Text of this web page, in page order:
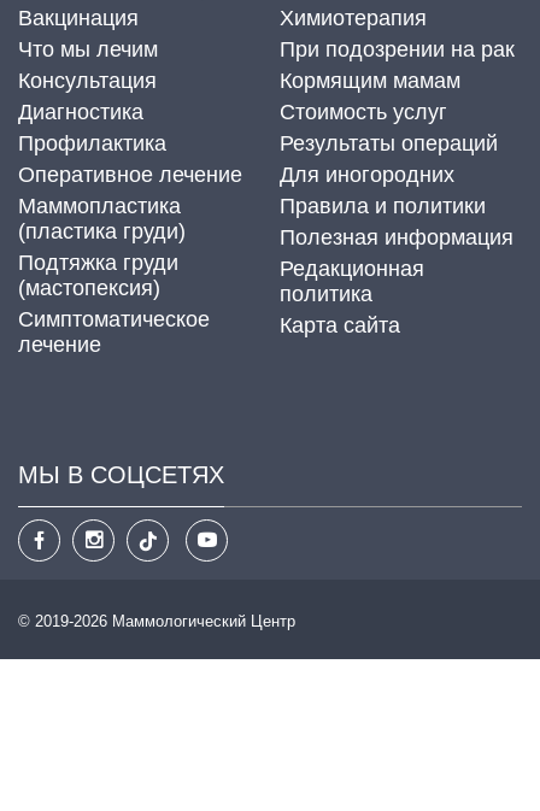
Вакцинация
Что мы лечим
Консультация
Диагностика
Профилактика
Оперативное лечение
Маммопластика
(пластика груди)
Подтяжка груди
(мастопексия)
Cимптоматическое
лечение
Химиотерапия
При подозрении на рак
Кормящим мамам
Стоимость услуг
Результаты операций
Для иногородних
Правила и политики
Полезная информация
Редакционная
политика
Карта сайта
МЫ В СОЦСЕТЯХ
© 2019-2026 Маммологический Центр